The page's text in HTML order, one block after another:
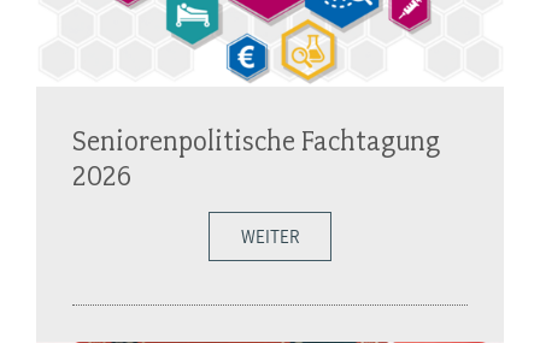
Seniorenpolitische Fachtagung
2026
WEITER